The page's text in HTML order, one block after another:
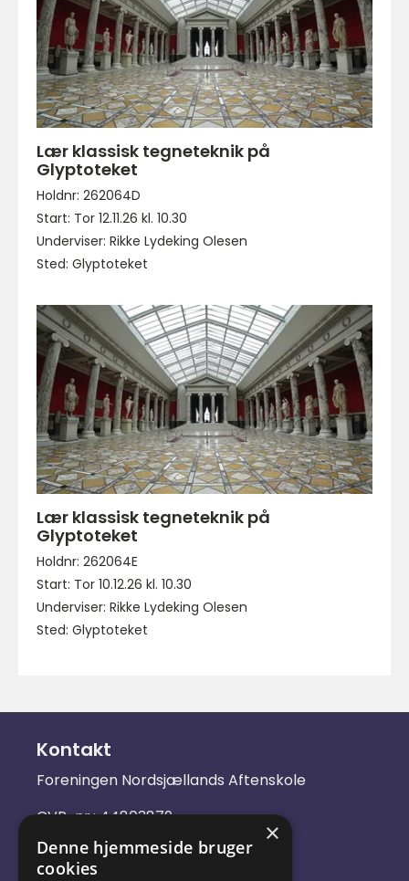
Lær klassisk tegneteknik på
Glyptoteket
Holdnr: 262064D
Start: Tor 12.11.26 kl. 10.30
Underviser: Rikke Lydeking Olesen
Sted: Glyptoteket
Lær klassisk tegneteknik på
Glyptoteket
Holdnr: 262064E
Start: Tor 10.12.26 kl. 10.30
Underviser: Rikke Lydeking Olesen
Sted: Glyptoteket
Kontakt
Foreningen Nordsjællands Aftenskole
CVR-nr.: 44803879
Email:kontakt@nsas.dk
×
Denne hjemmeside bruger
cookies